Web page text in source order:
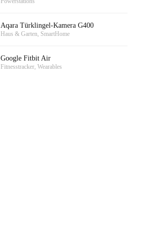
Aqara Türklingel-Kamera G400
Haus & Garten, SmartHome
Google Fitbit Air
Fitnesstracker, Wearables